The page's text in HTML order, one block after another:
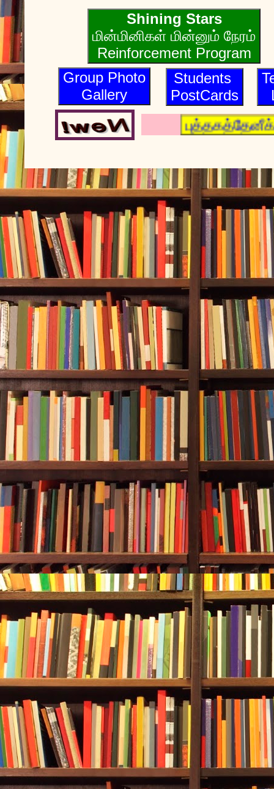
Shining Stars
மின்மினிகள் மின்னும் நேரம்
Reinforcement Program
Group Photo
Gallery
Students
PostCards